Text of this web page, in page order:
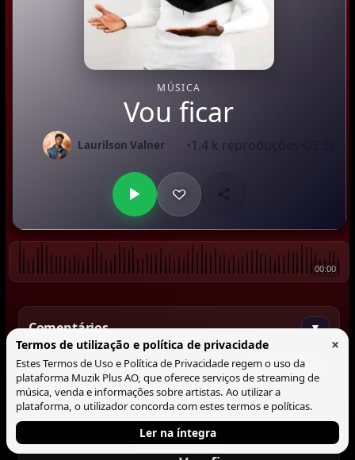
MÚSICA
Vou ficar
Laurilson Valner •1.4 k reproduções
00:00
Comentários ▼
Comentar
Tocando agora
Termos de utilização e política de privacidade ×
Estes Termos de Uso e Política de Privacidade regem o uso da
plataforma Muzik Plus AO, que oferece serviços de streaming de
música, venda e informações sobre artistas. Ao utilizar a
plataforma, o utilizador concorda com estes termos e políticas.
Ler na íntegra